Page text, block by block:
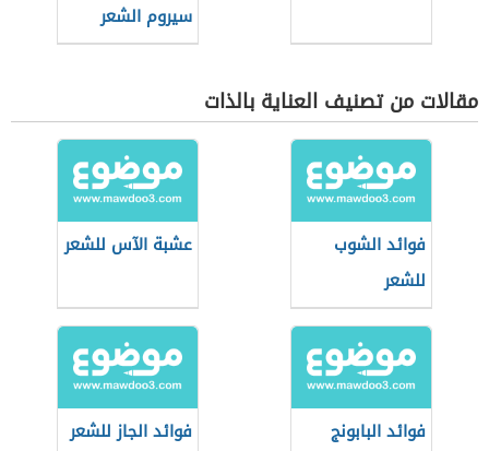
سيروم الشعر
مقالات من تصنيف العناية بالذات
فوائد الشوب
للشعر
عشبة الآس للشعر
فوائد البابونج
فوائد الجاز للشعر